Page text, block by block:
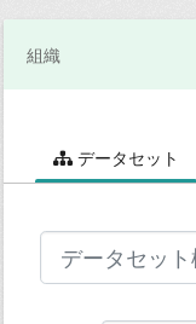
組織
データセット